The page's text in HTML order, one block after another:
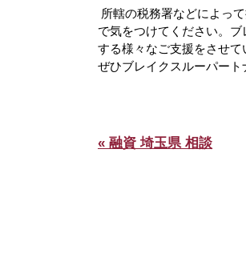
所轄の税務署などによっ
で気をつけてください。
する様々なご支援をさせて
ぜひブレイクスルーパート
« 融資 埼玉県 相談